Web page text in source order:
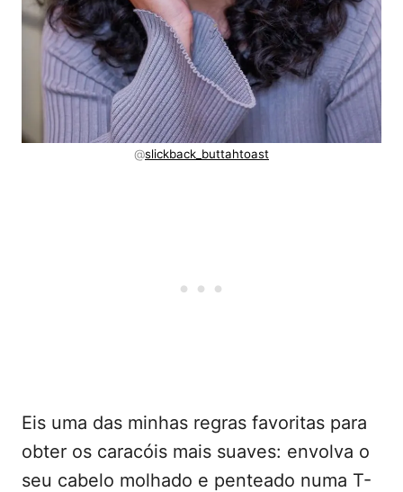
@slickback_buttahtoast
Eis uma das minhas regras favoritas para
obter os caracóis mais suaves: envolva o
seu cabelo molhado e penteado numa T-